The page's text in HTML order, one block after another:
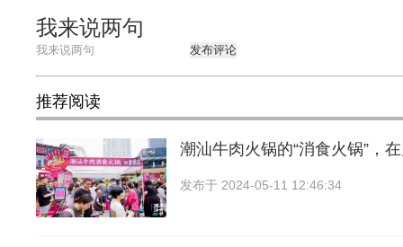
我来说两句
发布评论
推荐阅读
潮汕牛肉火锅的“消食火锅”，
发布于 2024-05-11 12:46:34